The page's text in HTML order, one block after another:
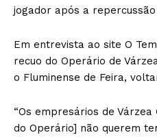
jogador após a
Em entrevista ao site O
recuo do Operário de
o Fluminense de Feira,
“Os empresários de
do Operário] não querem